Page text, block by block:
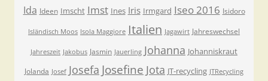
Ida Ideen Imscht Imst Ines Iris Irmgard Iseo 2016 Isidoro
Isländisch Moos Isola Maggiore Italien Jagawirt Jahreswechsel
Jahreszeit Jakobus Jasmin Jauerling Johanna Johanniskraut
Jolanda Josef Josefa Josefine Jota JT-recycling JTRecycling